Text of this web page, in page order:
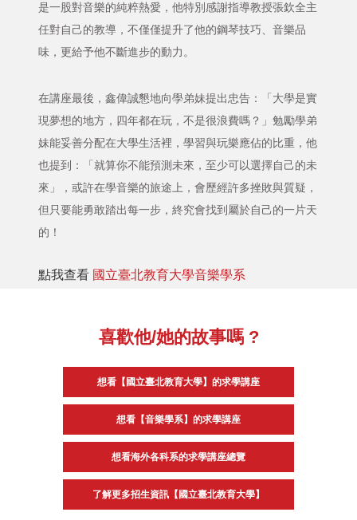
是一股對音樂的純粹熱愛，他特別感謝指導教授張欽全主
任對自己的教導，不僅僅提升了他的鋼琴技巧、音樂品
味，更給予他不斷進步的動力。
在講座最後，鑫偉誠懇地向學弟妹提出忠告：「大學是實
現夢想的地方，四年都在玩，不是很浪費嗎？」勉勵學弟
妹能妥善分配在大學生活裡，學習與玩樂應佔的比重，他
也提到：「就算你不能預測未來，至少可以選擇自己的未
來」，或許在學音樂的旅途上，會歷經許多挫敗與質疑，
但只要能勇敢踏出每一步，終究會找到屬於自己的一片天
的！
點我查看 國立臺北教育大學音樂學系
喜歡他/她的故事嗎 ?
想看【國立臺北教育大學】的求學講座
想看【音樂學系】的求學講座
想看海外各科系的求學講座總覽
了解更多招生資訊【國立臺北教育大學】